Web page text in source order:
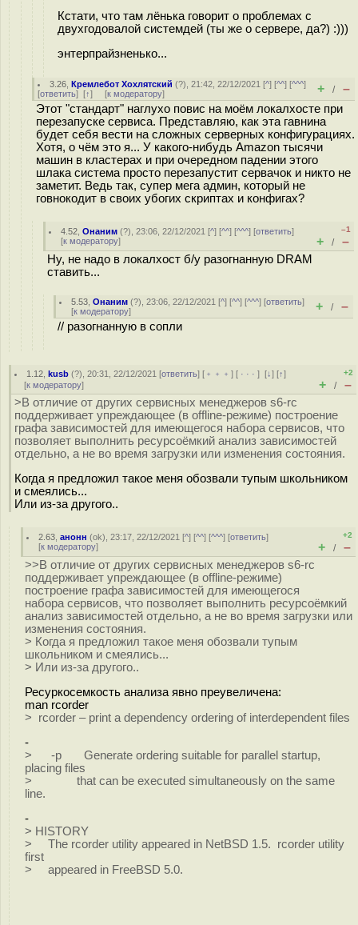
Кстати, что там лёнька говорит о проблемах с
двухгодовалой системдей (ты же о сервере, да?) :)))
энтерпрайзненько...
3.26 ,Кремлебот Хохлятский (?), 21:42, 22/12/2021 [^] [^^] [^^^]
[ответить] [↑] [к модератору] + / –
Этот "стандарт" наглухо повис на моём локалхосте при
перезапуске сервиса. Представляю, как эта гавнина
будет себя вести на сложных серверных конфигурациях.
Хотя, о чём это я... У какого-нибудь Amazon тысячи
машин в кластерах и при очередном падении этого
шлака система просто перезапустит сервачок и никто не
заметит. Ведь так, супер мега админ, который не
говнокодит в своих убогих скриптах и конфигах?
4.52 ,Онаним (?), 23:06, 22/12/2021 [^] [^^] [^^^] [ответить]
[к модератору]
–1
+ / –
Ну, не надо в локалхост б/у разогнанную DRAM
ставить...
5.53 ,Онаним (?), 23:06, 22/12/2021 [^] [^^] [^^^] [ответить]
[к модератору] + / –
// разогнанную в сопли
1.12 ,kusb (?), 20:31, 22/12/2021 [ответить] [ ﹢﹢﹢] [ · · ·][↓] [↑]
[к модератору]
+2
+ / –
>В отличие от других сервисных менеджеров s6-rc
поддерживает упреждающее (в offline-режиме) построение
графа зависимостей для имеющегося набора сервисов, что
позволяет выполнить ресурсоёмкий анализ зависимостей
отдельно, а не во время загрузки или изменения состояния.
Когда я предложил такое меня обозвали тупым школьником
и смеялись...
Или из-за дрyгого..
2.63 ,анонн (ok), 23:17, 22/12/2021 [^] [^^] [^^^] [ответить]
[к модератору]
+2
+ / –
>>В отличие от других сервисных менеджеров s6-rc
поддерживает упреждающее (в offline-режиме)
построение графа зависимостей для имеющегося
набора сервисов, что позволяет выполнить ресурсоёмкий
анализ зависимостей отдельно, а не во время загрузки или
изменения состояния.
> Когда я предложил такое меня обозвали тупым
школьником и смеялись...
> Или из-за дрyгого..
Ресуркосемкость анализа явно преувеличена:
man rcorder
> rcorder – print a dependency ordering of interdependent files
-
> -p Generate ordering suitable for parallel startup,
placing files
> that can be executed simultaneously on the same
line.
-
> HISTORY
> The rcorder utility appeared in NetBSD 1.5. rcorder utility
first
> appeared in FreeBSD 5.0.